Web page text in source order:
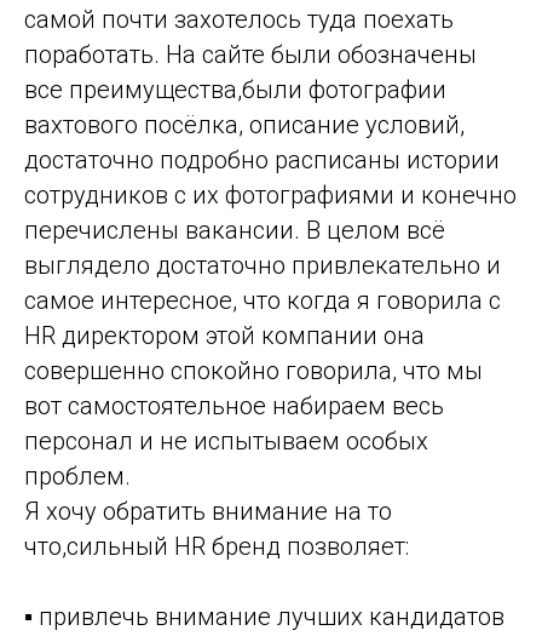
самой почти захотелось туда поехать
поработать. На сайте были обозначены
все преимущества,были фотографии
вахтового посёлка, описание условий,
достаточно подробно расписаны истории
сотрудников с их фотографиями и конечно
перечислены вакансии. В целом всё
выглядело достаточно привлекательно и
самое интересное, что когда я говорила с
HR директором этой компании она
совершенно спокойно говорила, что мы
вот самостоятельное набираем весь
персонал и не испытываем особых
проблем.
Я хочу обратить внимание на то
что,сильный HR бренд позволяет:
▪ привлечь внимание лучших кандидатов